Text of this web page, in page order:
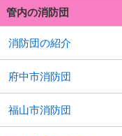
管内の消防団
消防団の紹介
府中市消防団
福山市消防団